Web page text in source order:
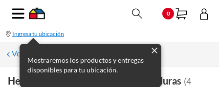
0
Ingresa tu ubicación
Mostraremos los productos y entregas
disponibles para tu ubicación.
Volver a Plomería
Herramientas De Plomería Y Soldaduras (4